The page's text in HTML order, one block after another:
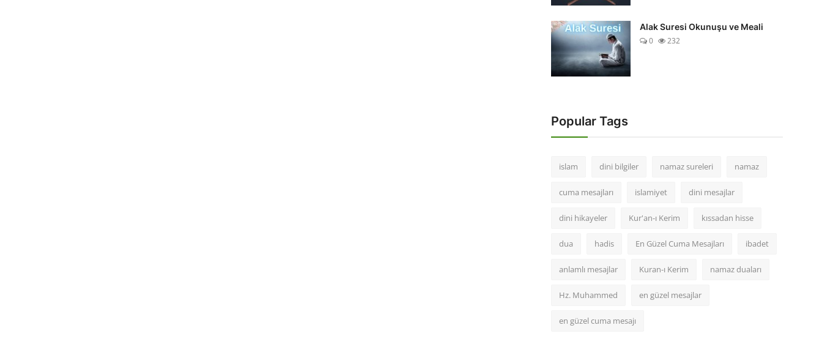
Alak Suresi Okunuşu ve Meali
0
232
Popular Tags
islam dini bilgiler namaz sureleri namaz
cuma mesajları islamiyet dini mesajlar
dini hikayeler Kur'an-ı Kerim kıssadan hisse
dua hadis En Güzel Cuma Mesajları ibadet
anlamlı mesajlar Kuran-ı Kerim namaz duaları
Hz. Muhammed en güzel mesajlar
en güzel cuma mesajı